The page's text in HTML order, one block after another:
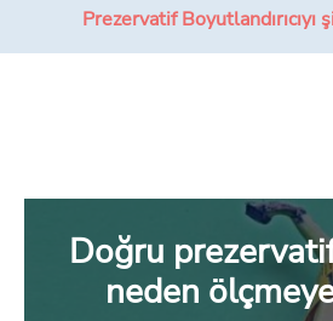
Prezervatif
Doğru
neden